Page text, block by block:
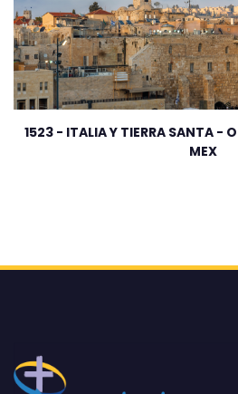
1523 - ITALIA Y TIERRA SANTA -
MEX